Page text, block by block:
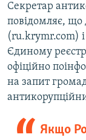
Секретар
повідомляє,
(ru.krymr.com) і
Єдиному
офіційно
на запит
Якщо